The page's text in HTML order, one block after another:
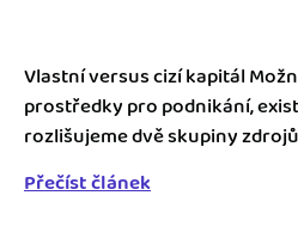
Vlastní versus cizí kapitál
prostředky pro podnikání,
rozlišujeme dvě skupiny
Přečíst článek